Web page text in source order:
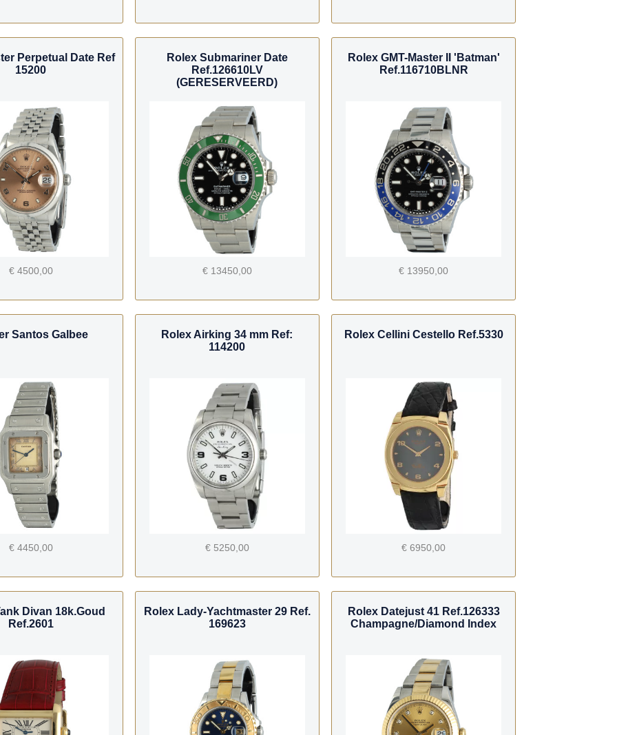
Perpetual Date Ref
15200
€ 4500,00
Rolex Submariner Date
Ref.126610LV
(GERESERVEERD)
€ 13450,00
Rolex GMT-Master II 'Batman'
Ref.116710BLNR
€ 13950,00
Santos Galbee
€ 4450,00
Rolex Airking 34 mm Ref:
114200
€ 5250,00
Rolex Cellini Cestello Ref.5330
€ 6950,00
Divan 18k.Goud
Ref.2601
Rolex Lady-Yachtmaster 29 Ref.
169623
Rolex Datejust 41 Ref.126333
Champagne/Diamond Index